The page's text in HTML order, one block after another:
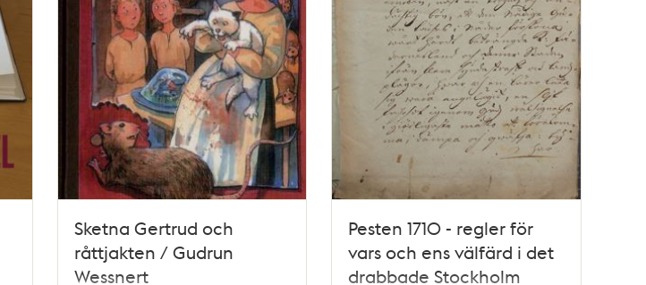
Sketna Gertrud och
råttjakten / Gudrun
Wessnert
Pesten 1710 - regler för
vars och ens välfärd i det
drabbade Stockholm